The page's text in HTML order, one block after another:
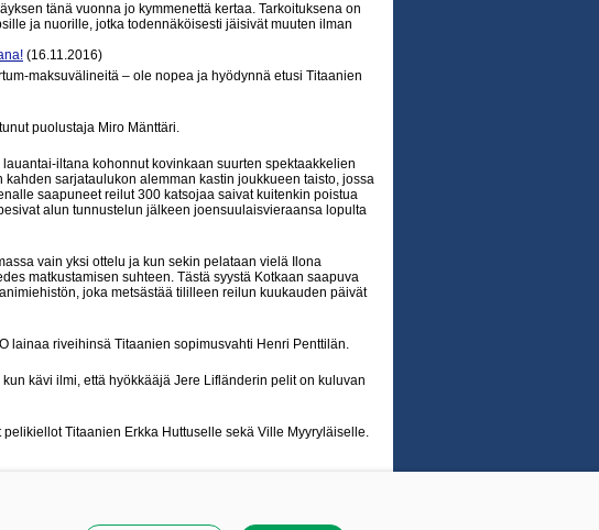
tänä vuonna jo kymmenettä kertaa. Tarkoituksena on
ja nuorille, jotka todennäköisesti jäisivät muuten ilman
(16.11.2016)
maksuvälineitä – ole nopea ja hyödynnä etusi Titaanien
puolustaja Miro Mänttäri.
iltana kohonnut kovinkaan suurten spektaakkelien
sarjataulukon alemman kastin joukkueen taisto, jossa
saapuneet reilut 300 katsojaa saivat kuitenkin poistua
alun tunnustelun jälkeen joensuulaisvieraansa lopulta
vain yksi ottelu ja kun sekin pelataan vielä Ilona
matkustamisen suhteen. Tästä syystä Kotkaan saapuva
joka metsästää tililleen reilun kuukauden päivät
lainaa riveihinsä Titaanien sopimusvahti Henri Penttilän.
kävi ilmi, että hyökkääjä Jere Lifländerin pelit on kuluvan
Titaanien Erkka Huttuselle sekä Ville Myyryläiselle.